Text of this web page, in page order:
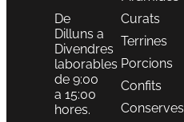
De
Dilluns a
Divendres
laborables
de 9:00
a 15:00
hores.
Curats
Terrines
Porcions
Confits
Conserves